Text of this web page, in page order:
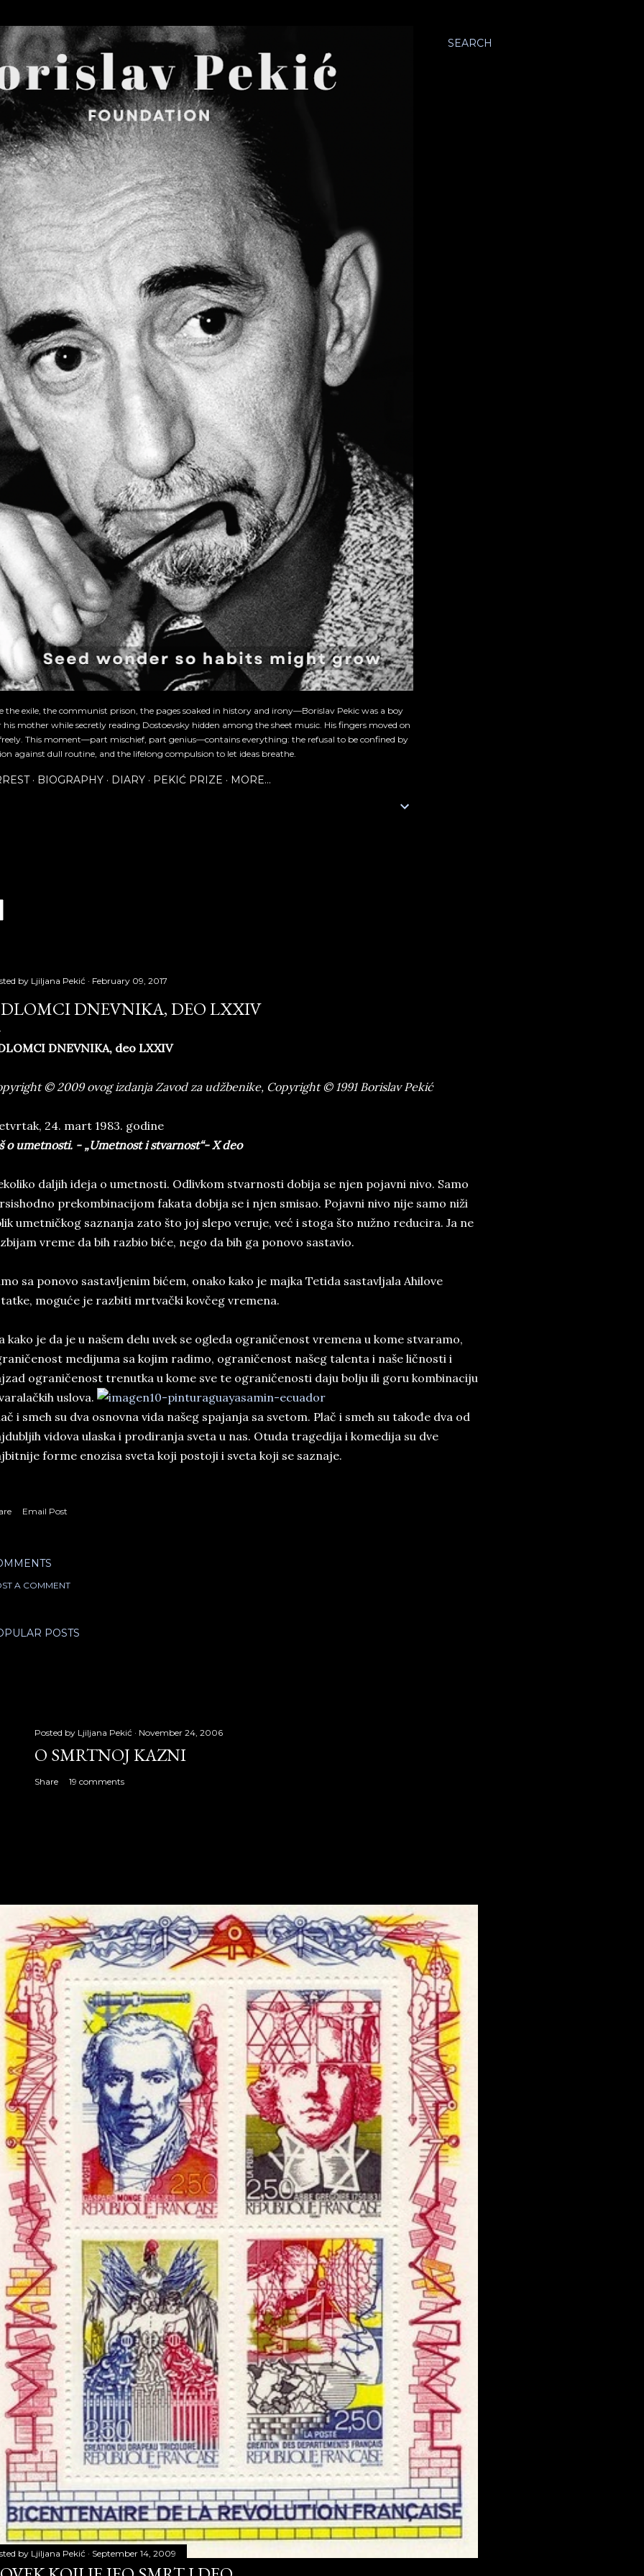
SEARCH
the exile, the communist prison, the pages soaked in history and irony—Borislav Pekic was a boy
mother while secretly reading Dostoevsky hidden among the sheet music. His fingers moved on
This moment—part mischief, part genius—contains everything: the refusal to be confined by
against dull routine, and the lifelong compulsion to let ideas breathe.
BIOGRAPHY DIARY PEKIĆ PRIZE MORE…
by Ljiljana Pekić February 09, 2017
DNEVNIKA, DEO LXXIV
DNEVNIKA, deo LXXIV
© 2009 ovog izdanja Zavod za udžbenike, Copyright © 1991 Borislav Pekić
24. mart 1983. godine
o umetnosti. - „Umetnost i stvarnost“- X deo
daljih ideja o umetnosti. Odlivkom stvarnosti dobija se njen pojavni nivo. Samo
prekombinacijom fakata dobija se i njen smisao. Pojavni nivo nije samo niži
umetničkog saznanja zato što joj slepo veruje, već i stoga što nužno reducira. Ja ne
vreme da bih razbio biće, nego da bih ga ponovo sastavio.
sa ponovo sastavljenim bićem, onako kako je majka Tetida sastavljala Ahilove
moguće je razbiti mrtvački kovčeg vremena.
kako je da je u našem delu uvek se ogleda ograničenost vremena u kome stvaramo,
medijuma sa kojim radimo, ograničenost našeg talenta i naše ličnosti i
ograničenost trenutka u kome sve te ograničenosti daju bolju ili goru kombinaciju
uslova.
i smeh su dva osnovna vida našeg spajanja sa svetom. Plač i smeh su takođe dva od
vidova ulaska i prodiranja sveta u nas. Otuda tragedija i komedija su dve
forme enozisa sveta koji postoji i sveta koji se saznaje.
Email Post
A COMMENT
POSTS
Posted by Ljiljana Pekić November 24, 2006
O SMRTNOJ KAZNI
Share 19 comments
by Ljiljana Pekić September 14, 2009